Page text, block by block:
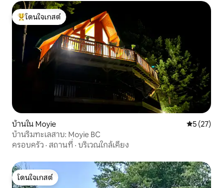
โดนใจเกสต์ที่สุด
โดนใจเกสต์
บ้านใน Moyie คะแนนเฉลี่
5 (27)
บ้านริมทะเลสาบ: Moyie BC
ครอบครัว · สถานที่ · บริเวณใกล้เคียง
โดนใจเกสต์
โดนใจเกสต์